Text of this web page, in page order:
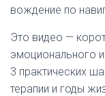
вождение по
Это видео —
эмоционального
3 практических
терапии и годы